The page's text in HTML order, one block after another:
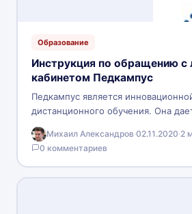
Образование
Инструкция по обращению с
кабинетом Педкампус
Педкампус является
дистанционного обучения. Она
дистанционно пройти повышение
профессионально
доступно несколько программ, для
Михаил Александров·02.11.2020·2
0 комментариев